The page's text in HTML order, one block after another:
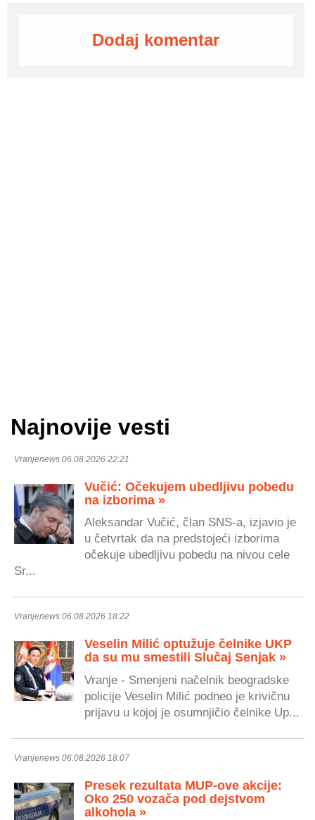
Dodaj komentar
Najnovije vesti
Vranjenews 06.08.2026 22:21
Vučić: Očekujem ubedljivu pobedu
na izborima »
Aleksandar Vučić, član SNS-a, izjavio je
u četvrtak da na predstojeći izborima
očekuje ubedljivu pobedu na nivou cele
Sr...
Vranjenews 06.08.2026 18:22
Veselin Milić optužuje čelnike UKP
da su mu smestili Slučaj Senjak »
Vranje - Smenjeni načelnik beogradske
policije Veselin Milić podneo je krivičnu
prijavu u kojoj je osumnjičio čelnike Up...
Vranjenews 06.08.2026 18:07
Presek rezultata MUP-ove akcije:
Oko 250 vozača pod dejstvom
alkohola »